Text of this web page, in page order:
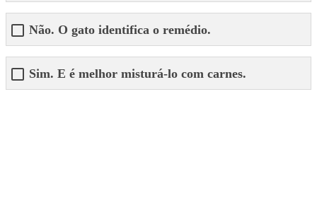
Não. O gato identifica o remédio.
Sim. E é melhor misturá-lo com carnes.